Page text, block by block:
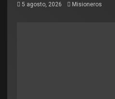
5 agosto, 2026 Misioneros